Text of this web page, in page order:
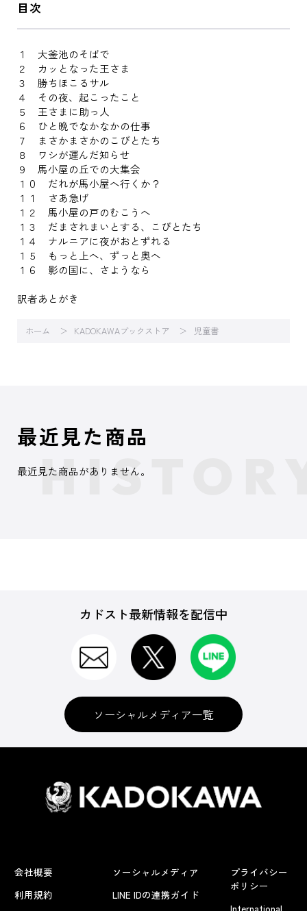
目次
１ 大釜池のそばで
２ カッとなった王さま
３ 勝ちほこるサル
４ その夜、起こったこと
５ 王さまに助っ人
６ ひと晩でなかなかの仕事
７ まさかまさかのこびとたち
８ ワシが運んだ知らせ
９ 馬小屋の丘での大集会
１０ だれが馬小屋へ行くか？
１１ さあ急げ
１２ 馬小屋の戸のむこうへ
１３ だまされまいとする、こびとたち
１４ ナルニアに夜がおとずれる
１５ もっと上へ、ずっと奥へ
１６ 影の国に、さようなら
訳者あとがき
ホーム KADOKAWAブックストア 児童書
最近見た商品
最近見た商品がありません。
カドスト最新情報を配信中
ソーシャルメディア一覧
会社概要
利用規約
ソーシャルメディア
LINE IDの連携ガイド
プライバシー
ポリシー